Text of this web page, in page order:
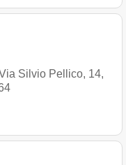
Silvio Pellico, 14,